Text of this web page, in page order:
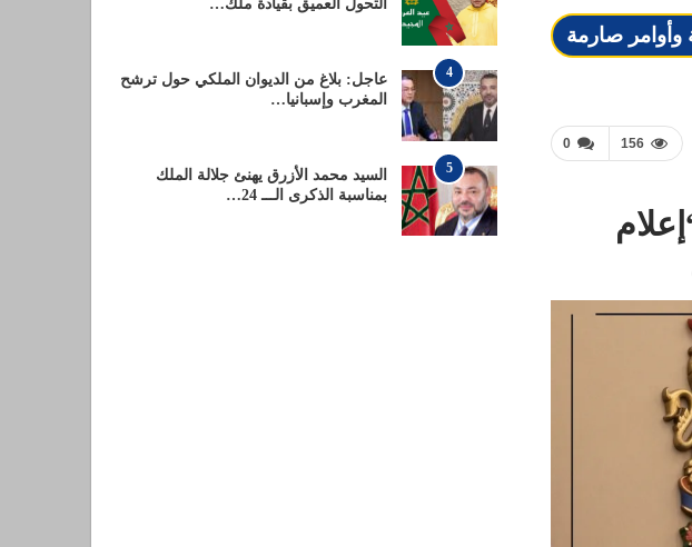
صارمة
0 156
التحول العميق بقيادة ملك…
4
عاجل: بلاغ من الديوان الملكي حول ترشح
المغرب وإسبانيا…
5
السيد محمد الأزرق يهنئ جلالة الملك
بمناسبة الذكرى الـــ 24…